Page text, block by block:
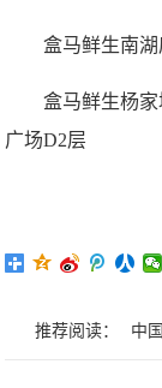
盒马鲜生南湖
盒马鲜生杨家
广场D2层
推荐阅读： 中